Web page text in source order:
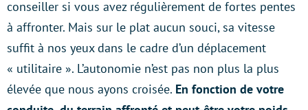
conseiller si vous avez régulièrement de fortes pentes
à affronter. Mais sur le plat aucun souci, sa vitesse
suffit à nos yeux dans le cadre d’un déplacement
« utilitaire ». L’autonomie n’est pas non plus la plus
élevée que nous ayons croisée. En fonction de votre